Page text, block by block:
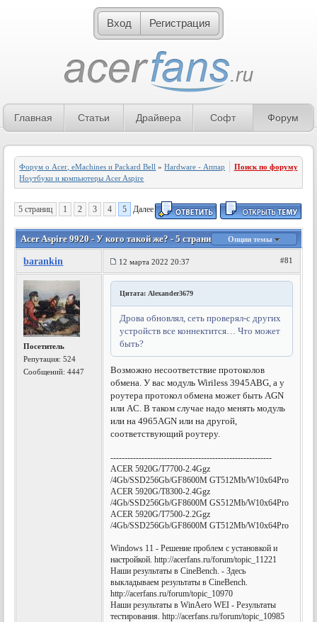
Вход Регистрация
Главная Статьи Драйвера Софт Форум
Форум о Acer, eMachines и Packard Bell »Hardware - Аппаратное обеспечение»
Ноутбуки и компьютеры Acer Aspire
Поиск по форуму
5 страниц 1 2 3 4 5 Далее
Acer Aspire 9920 - У кого такой же? - 5 страница Опции темы
barankin 12 марта 2022 20:37 #81
Посетитель
Репутация:524
Сообщений: 4447
Цитата: Alexander3679
Дрова обновлял, сеть проверял-с других
устройств все коннектится… Что может
быть?
Возможно несоответствие протоколов
обмена. У вас модуль Wiriless 3945ABG, а у
роутера протокол обмена может быть AGN
или AC. В таком случае надо менять модуль
или на 4965AGN или на другой,
соответствующий роутеру.
---------------------------------------------------------
ACER 5920G/T7700-2.4Ggz
/4Gb/SSD256Gb/GF8600M GT512Mb/W10x64Pro
ACER 5920G/T8300-2.4Ggz
/4Gb/SSD256Gb/GF8600M GS512Mb/W10x64Pro
ACER 5920G/T7500-2.2Ggz
/4Gb/SSD256Gb/GF8600M GT512Mb/W10x64Pro
Windows 11 - Решение проблем с установкой и
настройкой. http://acerfans.ru/forum/topic_11221
Наши результаты в CineBench. - Здесь
выкладываем результаты в CineBench.
http://acerfans.ru/forum/topic_10970
Наши результаты в WinAero WEI - Результаты
тестирования. http://acerfans.ru/forum/topic_10985